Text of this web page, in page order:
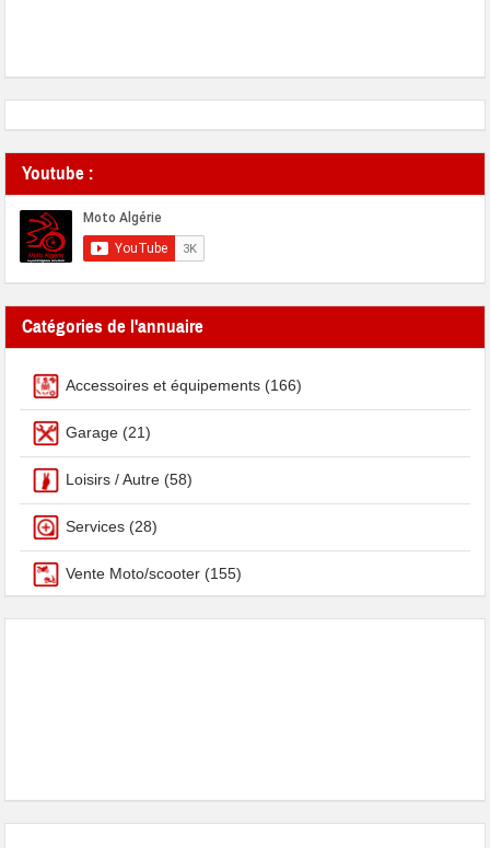
Youtube :
Catégories de l'annuaire
Accessoires et équipements (166)
Garage (21)
Loisirs / Autre (58)
Services (28)
Vente Moto/scooter (155)